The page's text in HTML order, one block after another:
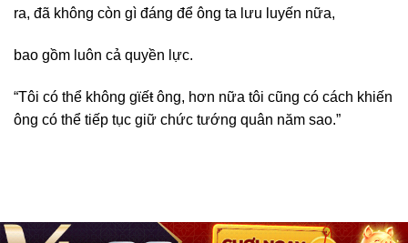
ra, đã không còn gì đáng để ông ta lưu luyến nữa,
bao gồm luôn cả quyền lực.
“Tôi có thể không gϊếŧ ông, hơn nữa tôi cũng có cách khiến
ông có thể tiếp tục giữ chức tướng quân năm sao.”